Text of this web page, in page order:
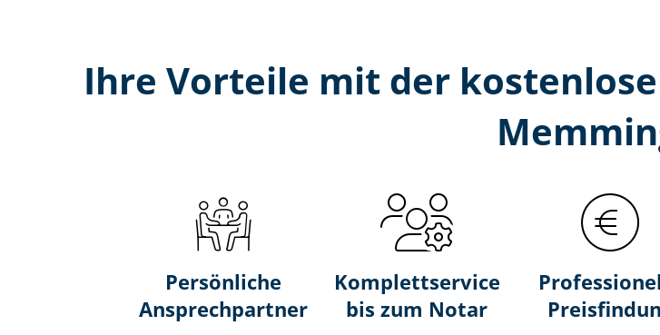
Ihre Vorteile mit der
Persönliche
Ansprechpartner
Komplettservice
bis zum Notar